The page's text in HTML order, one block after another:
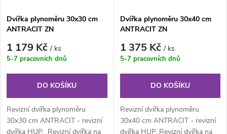
p
r
o
d
s
p
r
d
Dvířka plynoměru 30x30 cm
ANTRACIT ZN
1 179 Kč/ ks
5-7 pracovních dnů
DO KOŠÍKU
Revizní dvířka plynoměru
30x30 cm ANTRACIT - revizní
dvířka HUP. Revizní dvířka na
Dvířka plynoměru 30x40 cm
ANTRACIT ZN
1 375 Kč/ ks
5-7 pracovních dnů
DO KOŠÍKU
Revizní dvířka plynoměru
30x40 cm ANTRACIT - revizní
dvířka HUP. Revizní dvířka na